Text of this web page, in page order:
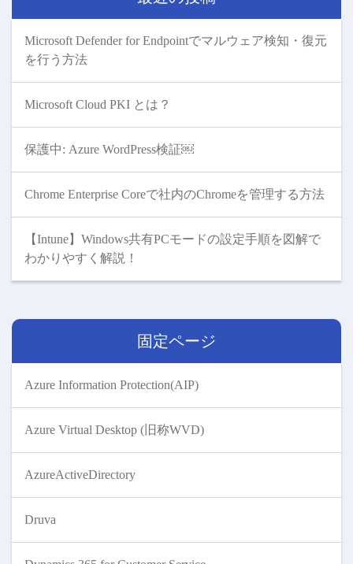
Microsoft Defender for Endpointでマルウェア検知・復元
を行う方法
Microsoft Cloud PKI とは？
保護中: Azure WordPress検証￼
Chrome Enterprise Coreで社内のChromeを管理する方法
【Intune】Windows共有PCモードの設定手順を図解で
わかりやすく解説！
固定ページ
Azure Information Protection(AIP)
Azure Virtual Desktop (旧称WVD)
AzureActiveDirectory
Druva